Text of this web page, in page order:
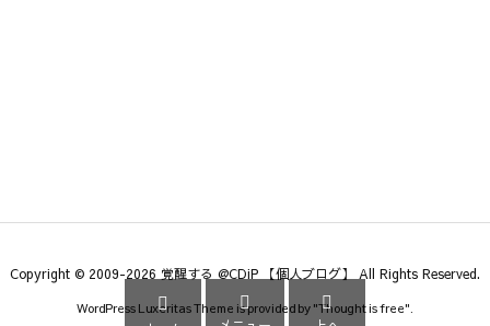
Copyright © 2009-2026 覚醒する @CDiP 【個人ブログ】 All Rights Reserved.
WordPress Luxeritas Theme is provided by "Thought is free".
  